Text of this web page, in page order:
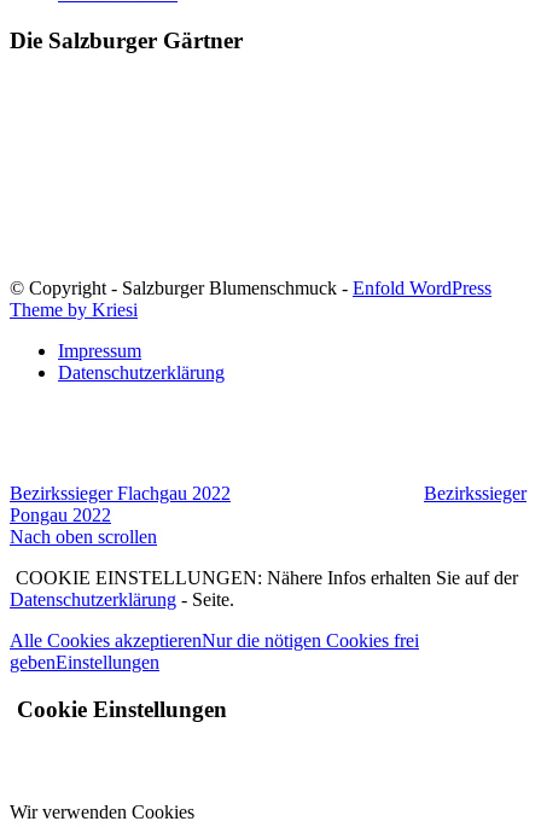
Die Salzburger Gärtner
© Copyright - Salzburger Blumenschmuck - Enfold WordPress
Theme by Kriesi
Impressum
Datenschutzerklärung
Bezirkssieger Flachgau 2022
Bezirkssieger
Pongau 2022
Nach oben scrollen
COOKIE EINSTELLUNGEN: Nähere Infos erhalten Sie auf der
Datenschutzerklärung - Seite.
Alle Cookies akzeptierenNur die nötigen Cookies frei
gebenEinstellungen
Cookie Einstellungen
Wir verwenden Cookies